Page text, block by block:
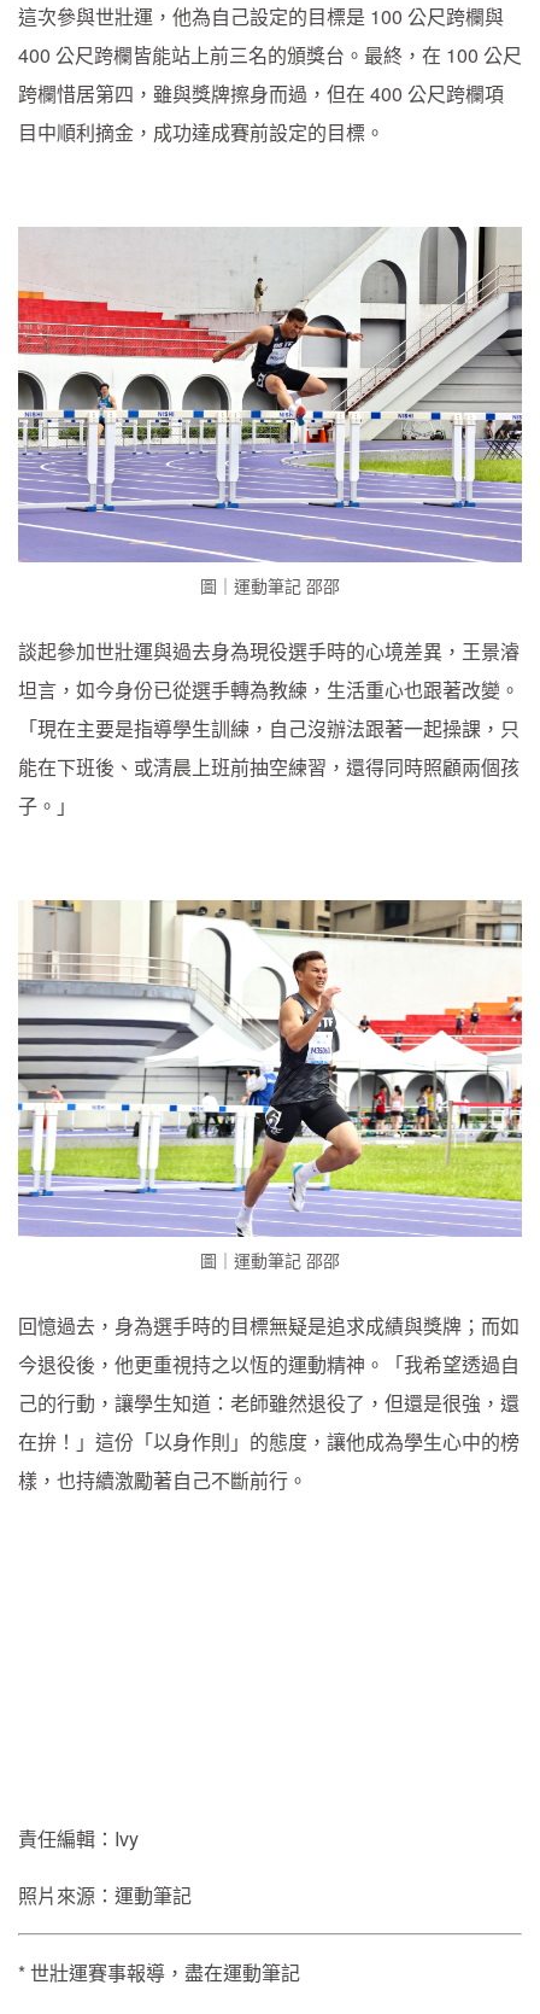
這次參與世壯運，他為自己設定的目標是 100 公尺跨欄與
400 公尺跨欄皆能站上前三名的頒獎台。最終，在 100 公尺
跨欄惜居第四，雖與獎牌擦身而過，但在 400 公尺跨欄項
目中順利摘金，成功達成賽前設定的目標。
圖｜運動筆記 邵邵
談起參加世壯運與過去身為現役選手時的心境差異，王景濬
坦言，如今身份已從選手轉為教練，生活重心也跟著改變。
「現在主要是指導學生訓練，自己沒辦法跟著一起操課，只
能在下班後、或清晨上班前抽空練習，還得同時照顧兩個孩
子。」
圖｜運動筆記 邵邵
回憶過去，身為選手時的目標無疑是追求成績與獎牌；而如
今退役後，他更重視持之以恆的運動精神。「我希望透過自
己的行動，讓學生知道：老師雖然退役了，但還是很強，還
在拚！」這份「以身作則」的態度，讓他成為學生心中的榜
樣，也持續激勵著自己不斷前行。
責任編輯：Ivy
照片來源：運動筆記
* 世壯運賽事報導，盡在運動筆記